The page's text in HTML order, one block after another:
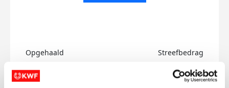
Opgehaald Streefbedrag